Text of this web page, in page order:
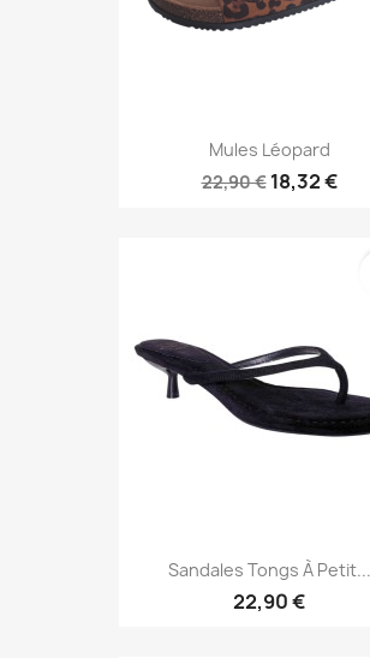
Mules Léopard
22,90 € 18,32 €
Sandales Tongs À Petit...
22,90 €